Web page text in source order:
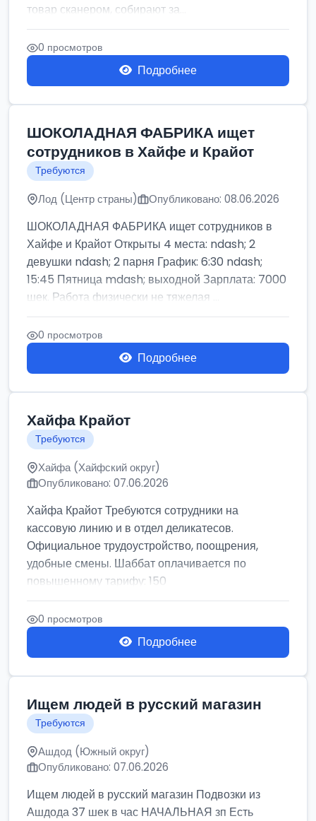
товар сканером, собирают за...
0 просмотров
Подробнее
ШОКОЛАДНАЯ ФАБРИКА ищет
сотрудников в Хайфе и Крайот
Требуются
Лод (Центр страны) Опубликовано: 08.06.2026
ШОКОЛАДНАЯ ФАБРИКА ищет сотрудников в
Хайфе и Крайот Открыты 4 места: ndash; 2
девушки ndash; 2 парня График: 6:30 ndash;
15:45 Пятница mdash; выходной Зарплата: 7000
шек. Работа физически не тяжелая ...
0 просмотров
Подробнее
Хайфа Крайот
Требуются
Хайфа (Хайфский округ)
Опубликовано: 07.06.2026
Хайфа Крайот Требуются сотрудники на
кассовую линию и в отдел деликатесов.
Официальное трудоустройство, поощрения,
удобные смены. Шаббат оплачивается по
повышенному тарифу: 150
0 просмотров
Подробнее
Ищем людей в русский магазин
Требуются
Ашдод (Южный округ)
Опубликовано: 07.06.2026
Ищем людей в русский магазин Подвозки из
Ашдода 37 шек в час НАЧАЛЬНАЯ зп Есть